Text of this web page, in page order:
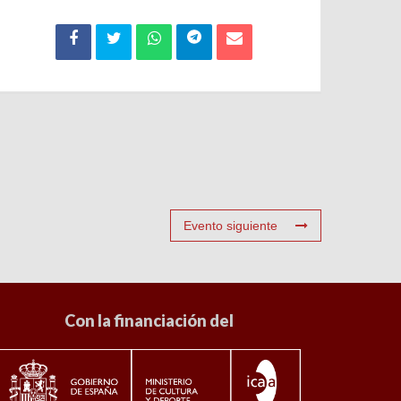
Evento siguiente
Con la financiación del